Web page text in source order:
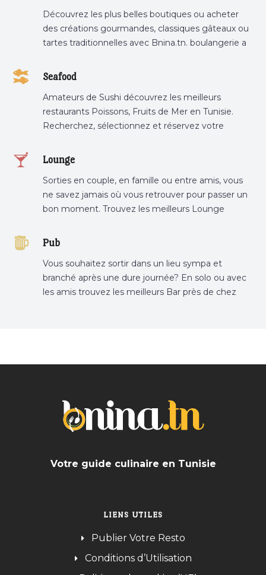
Découvrez les plus belles boutiques ou acheter
des créations gourmandes, classiques gâteaux ou
tartes traditionnelles avec Bnina.tn. boulangerie a
tunis, pâtisserie sousse .
Seafood
Amateurs de Sushi découvrez les meilleurs
restaurants Poissons, Fruits de Mer en Tunisie.
Recherchez, sélectionnez et réservez votre
Lounge
Sorties en couple, en famille ou entre amis, vous
ne savez jamais où vous retrouver pour passer un
bon moment. Trouvez les meilleurs Lounge
Pub
Vous souhaitez sortir dans un lieu sympa et
branché après une dure journée? En solo ou avec
les amis trouvez les meilleurs Bar près de chez
Votre guide culinaire en Tunisie
LIENS UTILES
Publier Votre Resto
Conditions d’Utilisation